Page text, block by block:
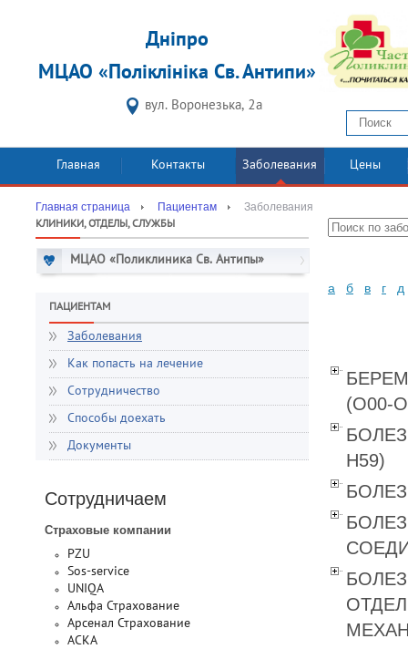
Дніпро
МЦАО «Поліклініка Св. Антипи»
вул. Воронезька, 2а
Главная Контакты Заболевания Цены
Главная страница Пациентам Заболевания
КЛИНИКИ, ОТДЕЛЫ, СЛУЖБЫ
МЦАО «Поликлиника Св. Антипы»
ПАЦИЕНТАМ
Заболевания
Как попасть на лечение
Сотрудничество
Способы доехать
Документы
Сотрудничаем
Страховые компании
PZU
Sos-service
UNIQA
Альфа Страхование
Арсенал Страхование
АСКА
а б в г д
(O00-
Н59)